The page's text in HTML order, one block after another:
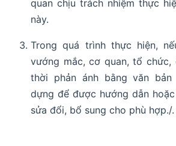
quan chịu trách nhiệm thực
này.
Trong quá trình thực hiện,
vướng mắc, cơ quan, tổ chức,
thời phản ánh bằng văn
dựng để được hướng dẫn
sửa đổi, bổ sung cho phù hợp./.